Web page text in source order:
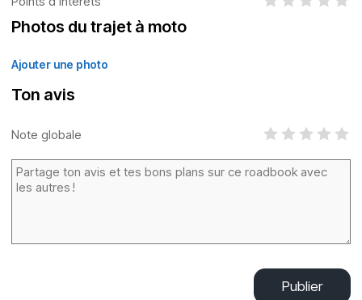
Photos du trajet à moto
Ajouter une photo
Ton avis
Note globale
Publier